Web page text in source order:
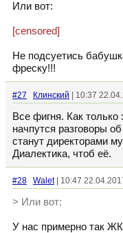
Или вот:
[censored]
Не подсуетись
фреску!!!
#27 Клинский | 10:37
Все фигня. Как только
начпутся разговоры
станут директорами
Диалектика, чтоб её.
#28 Walet| 10:47
> Или вот:
У нас примерно так